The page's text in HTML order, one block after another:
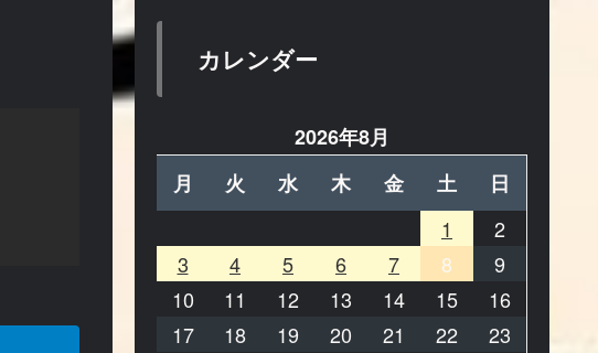
カレンダー
2026年8月
月
火 水 木 金 土
日
1
2
3
4 5 6 7 8
9
10
11 12 13 14 15
16
17
18 19 20 21 22
23